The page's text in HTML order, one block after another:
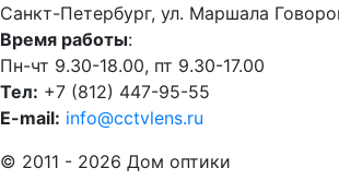
Санкт-Петербург, ул. Маршала
Время работы:
Пн-чт 9.30-18.00, пт 9.30-17.00
Тел: +7 (812) 447-95-55
E-mail: info@cctvlens.ru
© 2011 - 2026 Дом оптики